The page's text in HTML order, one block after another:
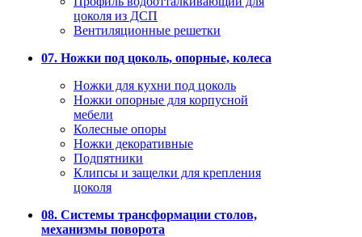
цоколя из ДСП
Вентиляционные решетки
07. Ножки под цоколь, опорные, колеса
Ножки для кухни под цоколь
Ножки опорные для корпусной
мебели
Колесные опоры
Ножки декоративные
Подпятники
Клипсы и защелки для крепления
цоколя
08. Системы трансформации столов,
механизмы поворота